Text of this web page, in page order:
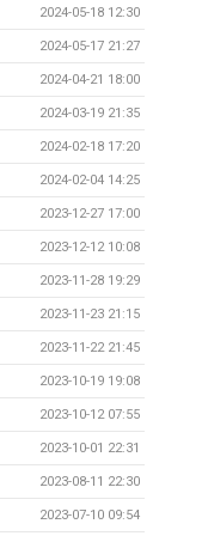
2024-05-18 12:30
2024-05-17 21:27
2024-04-21 18:00
2024-03-19 21:35
2024-02-18 17:20
2024-02-04 14:25
2023-12-27 17:00
2023-12-12 10:08
2023-11-28 19:29
2023-11-23 21:15
2023-11-22 21:45
2023-10-19 19:08
2023-10-12 07:55
2023-10-01 22:31
2023-08-11 22:30
2023-07-10 09:54